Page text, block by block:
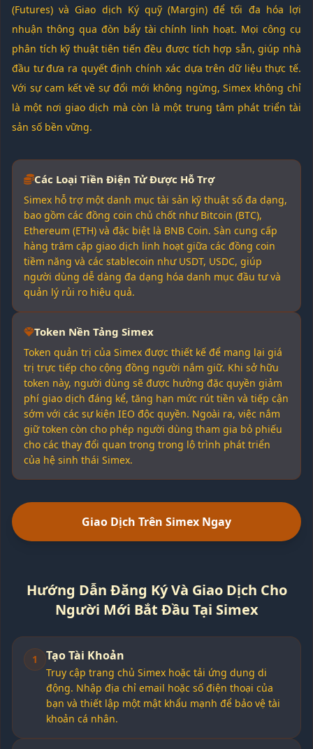
(Futures) và Giao dịch Ký quỹ (Margin) để tối đa hóa lợi
nhuận thông qua đòn bẩy tài chính linh hoạt. Mọi công cụ
phân tích kỹ thuật tiên tiến đều được tích hợp sẵn, giúp nhà
đầu tư đưa ra quyết định chính xác dựa trên dữ liệu thực tế.
Với sự cam kết về sự đổi mới không ngừng, Simex không chỉ
là một nơi giao dịch mà còn là một trung tâm phát triển tài
sản số bền vững.
Các Loại Tiền Điện Tử Được Hỗ Trợ
Simex hỗ trợ một danh mục tài sản kỹ thuật số đa dạng,
bao gồm các đồng coin chủ chốt như Bitcoin (BTC),
Ethereum (ETH) và đặc biệt là BNB Coin. Sàn cung cấp
hàng trăm cặp giao dịch linh hoạt giữa các đồng coin
tiềm năng và các stablecoin như USDT, USDC, giúp
người dùng dễ dàng đa dạng hóa danh mục đầu tư và
quản lý rủi ro hiệu quả.
Token Nền Tảng Simex
Token quản trị của Simex được thiết kế để mang lại giá
trị trực tiếp cho cộng đồng người nắm giữ. Khi sở hữu
token này, người dùng sẽ được hưởng đặc quyền giảm
phí giao dịch đáng kể, tăng hạn mức rút tiền và tiếp cận
sớm với các sự kiện IEO độc quyền. Ngoài ra, việc nắm
giữ token còn cho phép người dùng tham gia bỏ phiếu
cho các thay đổi quan trọng trong lộ trình phát triển
của hệ sinh thái Simex.
Giao Dịch Trên Simex Ngay
Hướng Dẫn Đăng Ký Và Giao Dịch Cho
Người Mới Bắt Đầu Tại Simex
1 Tạo Tài Khoản
Truy cập trang chủ Simex hoặc tải ứng dụng di
động. Nhập địa chỉ email hoặc số điện thoại của
bạn và thiết lập một mật khẩu mạnh để bảo vệ tài
khoản cá nhân.